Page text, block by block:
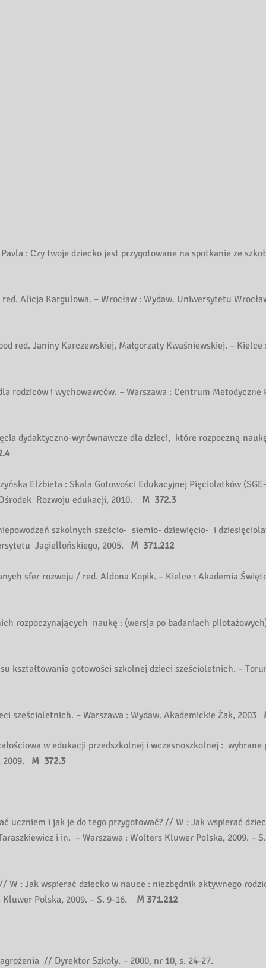
: Czy twoje dziecko jest przygotowane na spotkanie ze
Alicja Kargulowa. – Wrocław : Wydaw. Uniwersytetu
red. Janiny Karczewskiej, Małgorzaty Kwaśniewskiej. – Kielce
rodziców i wychowawców. – Warszawa : Centrum Metodyczne
dydaktyczno-wyrównawcze dla dzieci, które rozpoczną
Elżbieta : Skala Gotowości Edukacyjnej Pięciolatków
Rozwoju edukacji, 2010. M 372.3
szkolnych sześcio- siemio- dziewięcio- i
Jagiellońskiego, 2005. M 371.212
sfer rozwoju / red. Aldona Kopik. – Kielce : Akademia
rozpoczynających naukę : (wersja po badaniach
kształtowania gotowości szkolnej dzieci sześcioletnich. –
sześcioletnich. – Warszawa : Wydaw. Akademickie Żak, 2003
w edukacji przedszkolnej i wczesnoszkolnej : wybrane
M 372.3
uczniem i jak je do tego przygotować? // W : Jak wspierać
i in. – Warszawa : Wolters Kluwer Polska, 2009. –
W : Jak wspierać dziecko w nauce : niezbędnik aktywnego
Polska, 2009. – S. 9-16. M 371.212
// Dyrektor Szkoły. – 2000, nr 10, s. 24-27.